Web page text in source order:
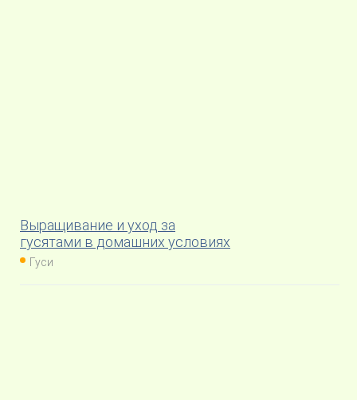
Выращивание и уход за
гусятами в домашних условиях
Гуси